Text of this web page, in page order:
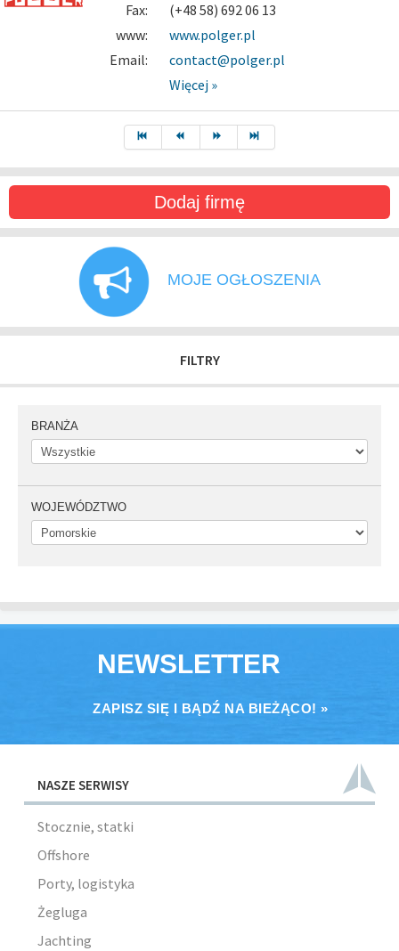
Fax:
(+48 58) 692 06 13
www:
www.polger.pl
Email:
contact@polger.pl
Więcej »
Dodaj firmę
MOJE OGŁOSZENIA
FILTRY
BRANŻA
WOJEWÓDZTWO
NEWSLETTER
ZAPISZ SIĘ I BĄDŹ NA BIEŻĄCO! »
NASZE SERWISY
Stocznie, statki
Offshore
Porty, logistyka
Żegluga
Jachting